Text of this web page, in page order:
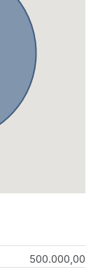
500.000,00